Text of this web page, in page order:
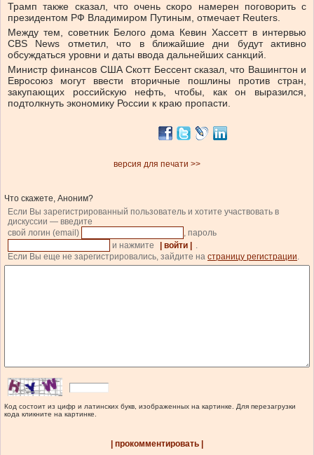
Трамп также сказал, что очень скоро намерен поговорить с
президентом РФ Владимиром Путиным, отмечает Reuters.
Между тем, советник Белого дома Кевин Хассетт в интервью
CBS News отметил, что в ближайшие дни будут активно
обсуждаться уровни и даты ввода дальнейших санкций.
Министр финансов США Скотт Бессент сказал, что Вашингтон и
Евросоюз могут ввести вторичные пошлины против стран,
закупающих российскую нефть, чтобы, как он выразился,
подтолкнуть экономику России к краю пропасти.
версия для печати >>
Что скажете, Аноним?
Если Вы зарегистрированный пользователь и хотите участвовать в
дискуссии — введите
свой логин (email)
, пароль
и нажмите
| войти |
.
Если Вы еще не зарегистрировались, зайдите на страницу регистрации.
Код состоит из цифр и латинских букв, изображенных на картинке. Для перезагрузки
кода кликните на картинке.
| прокомментировать |